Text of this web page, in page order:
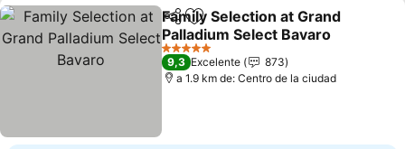
CompartirAñadir a favoritos
Family Selection at Grand
Palladium Select Bavaro
Ver precios
5 Estrellas
9,3 Excelente
873
a 1.9 km de: Centro de la ciudad